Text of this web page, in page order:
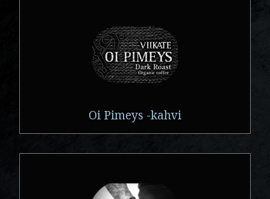
Oi Pimeys -kahvi